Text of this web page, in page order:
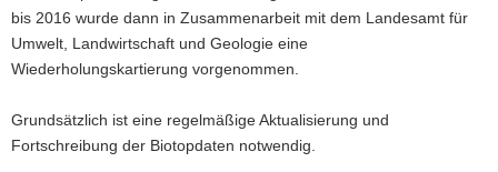
bis 2016 wurde dann in Zusammenarbeit mit dem Landesamt für
Umwelt, Landwirtschaft und Geologie eine
Wiederholungskartierung vorgenommen.
Grundsätzlich ist eine regelmäßige Aktualisierung und
Fortschreibung der Biotopdaten notwendig.